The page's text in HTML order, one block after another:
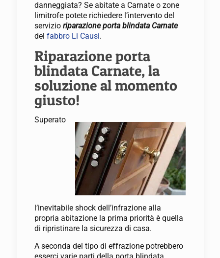
danneggiata? Se abitate a Carnate o zone
limitrofe potete richiedere l’intervento del
servizio riparazione porta blindata Carnate
del fabbro Li Causi.
Riparazione porta
blindata Carnate, la
soluzione al momento
giusto!
Superato
l’inevitabile shock dell’infrazione alla
propria abitazione la prima priorità è quella
di ripristinare la sicurezza di casa.
A seconda del tipo di effrazione potrebbero